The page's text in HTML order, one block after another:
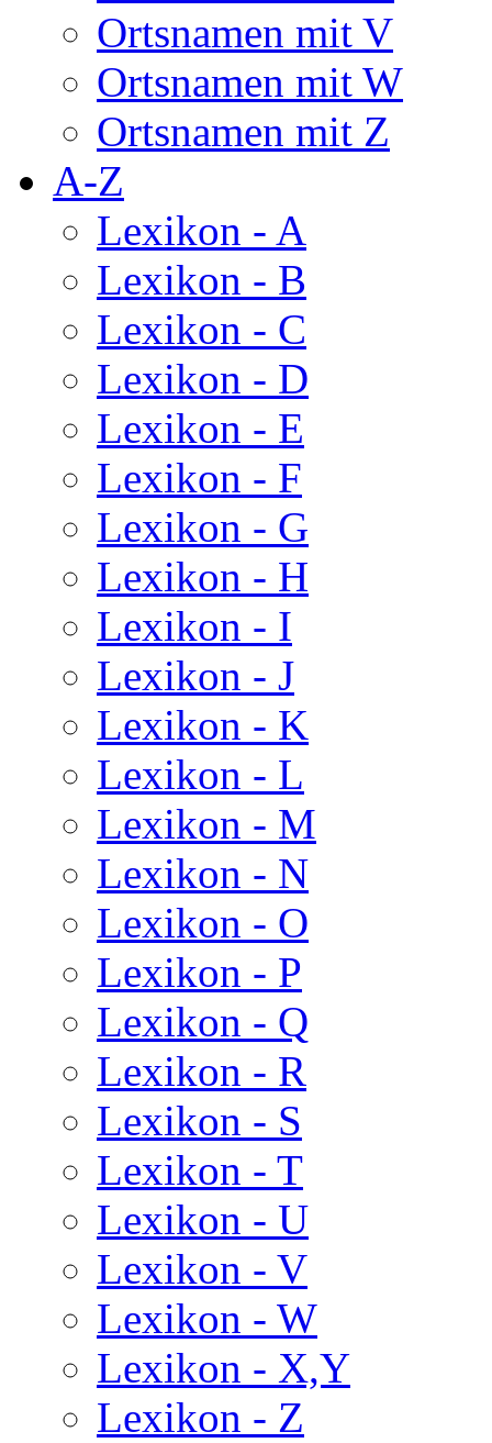
Ortsnamen mit V
Ortsnamen mit W
Ortsnamen mit Z
A-Z
Lexikon - A
Lexikon - B
Lexikon - C
Lexikon - D
Lexikon - E
Lexikon - F
Lexikon - G
Lexikon - H
Lexikon - I
Lexikon - J
Lexikon - K
Lexikon - L
Lexikon - M
Lexikon - N
Lexikon - O
Lexikon - P
Lexikon - Q
Lexikon - R
Lexikon - S
Lexikon - T
Lexikon - U
Lexikon - V
Lexikon - W
Lexikon - X,Y
Lexikon - Z